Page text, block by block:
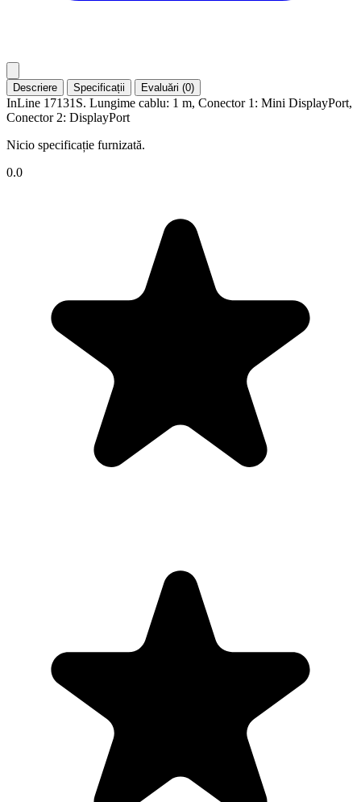
Descriere Specificații Evaluări (0)
InLine 17131S. Lungime cablu: 1 m, Conector 1: Mini DisplayPort,
Conector 2: DisplayPort
Nicio specificație furnizată.
0.0